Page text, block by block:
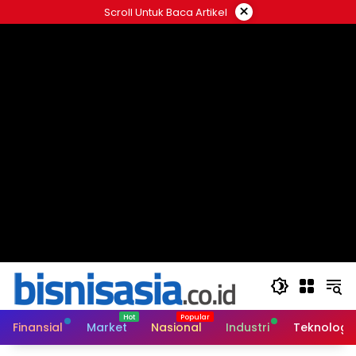
ke
Scroll Untuk Baca Artikel ×
Finansial Market Nasional Industri Teknologi